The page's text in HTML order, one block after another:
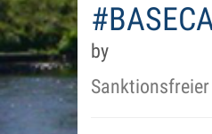
by